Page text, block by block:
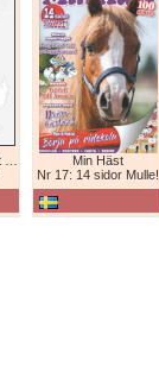
Min Häst
Nr 17: 14 sidor Mulle!